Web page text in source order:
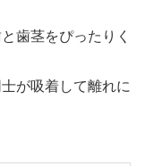
歯茎をぴったりく
が吸着して離れに